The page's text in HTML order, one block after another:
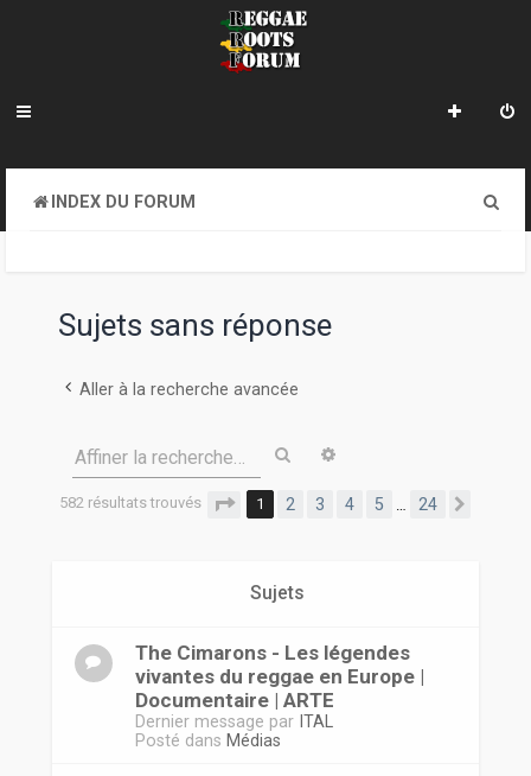
INDEX DU FORUM
Sujets sans réponse
Aller à la recherche avancée
Affiner la recherche… Rechercher
582 résultats trouvés Page 1sur
1 2 3 4 5 24
Sujets
The Cimarons - Les légendes
vivantes du reggae en Europe |
Documentaire | ARTE
Dernier message par ITAL
Posté dans Médias